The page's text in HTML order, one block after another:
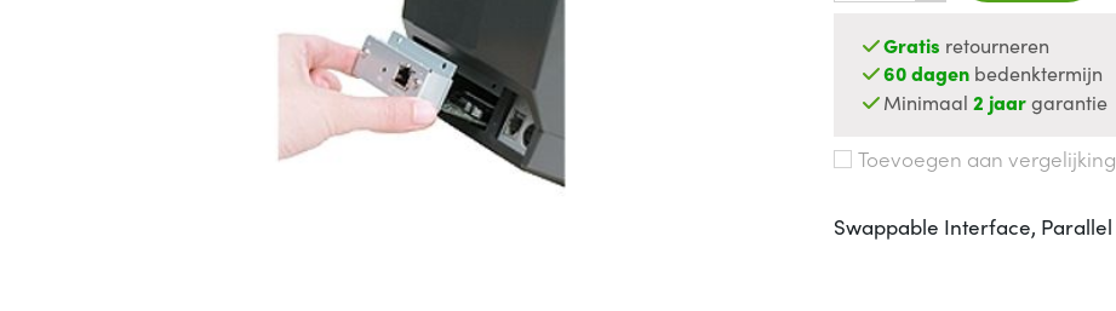
Gratis retourneren
60 dagen bedenktermijn
Minimaal2 jaargarantie
Toevoegen aan vergelijking
Swappable Interface, Parallel